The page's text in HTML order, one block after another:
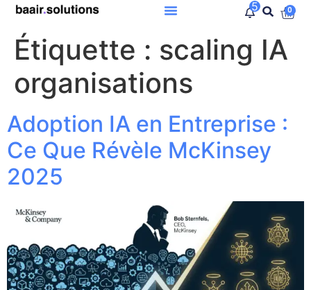
5 0
Étiquette : scaling IA
organisations
Adoption IA en Entreprise :
Ce Que Révèle McKinsey
2025